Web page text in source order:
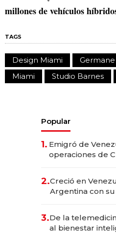
millones de vehículos
TAGS
Design Miami
Miami
Studio Barnes
Popular
1. Emigró de
operaciones de
2.Creció en
Argentina con
las marcas "fast
3.De la
al bienestar